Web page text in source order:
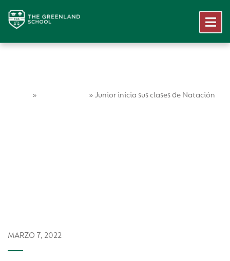
» » Junior inicia sus clases de Natación
MARZO 7, 2022